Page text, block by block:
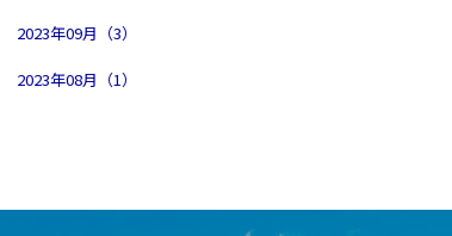
2023年09月（3）
2023年08月（1）